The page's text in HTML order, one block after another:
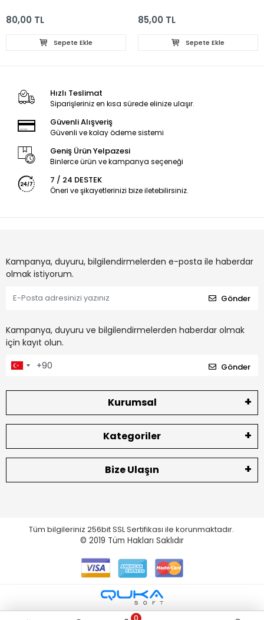
80,00 TL
Sepete Ekle
85,00 TL
Sepete Ekle
Hızlı Teslimat
Siparişleriniz en kısa sürede elinize ulaşır.
Güvenli Alışveriş
Güvenli ve kolay ödeme sistemi
Geniş Ürün Yelpazesi
Binlerce ürün ve kampanya seçeneği
7 / 24 DESTEK
Öneri ve şikayetlerinizi bize iletebilirsiniz.
Kampanya, duyuru, bilgilendirmelerden e-posta ile haberdar
olmak istiyorum.
Gönder
Kampanya, duyuru ve bilgilendirmelerden haberdar olmak
için kayıt olun.
Gönder
Kurumsal
Kategoriler
Bize Ulaşın
Tüm bilgileriniz 256bit SSL Sertifikası ile korunmaktadır.
© 2019 Tüm Hakları Saklıdır